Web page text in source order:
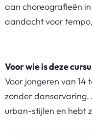
aan choreografieën
aandacht voor
Voor wie is deze
Voor jongeren van 14
zonder danservaring.
urban-stijlen en hebt